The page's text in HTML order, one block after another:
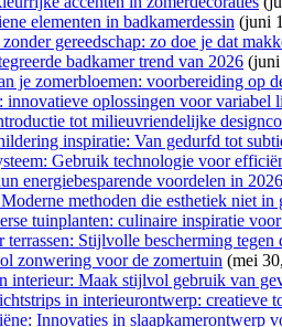
elementen in badkamerdessin (juni
gereedschap: zo doe je dat
badkamer trend van 2026 (juni
je zomerbloemen: voorbereiding op
oplossingen voor variabel
tot milieuvriendelijke
inspiratie: Van gedurfd tot
Gebruik technologie voor
energiebesparende voordelen in 2026
methoden die esthetiek niet in
tuinplanten: culinaire inspiratie
terrassen: Stijlvolle bescherming tegen
zonwering voor de zomertuin (mei
interieur: Maak stijlvol gebruik van
in interieurontwerp: creatieve
Innovaties in slaapkamerontwerp